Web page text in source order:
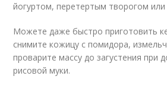
йогуртом, перетертым творогом
Можете даже быстро приготовить
снимите кожицу с помидора,
проварите массу до загустения при
рисовой муки.